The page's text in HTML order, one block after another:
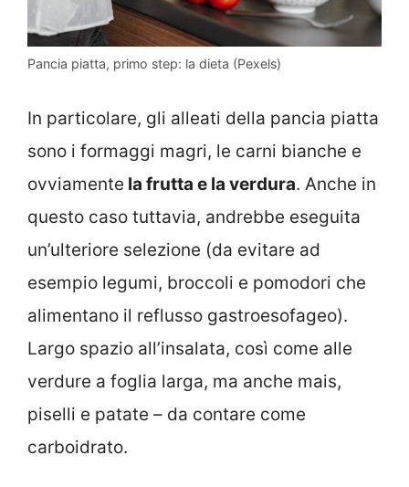
Pancia piatta, primo step: la dieta (Pexels)
In particolare, gli alleati della pancia piatta
sono i formaggi magri, le carni bianche e
ovviamente la frutta e la verdura. Anche in
questo caso tuttavia, andrebbe eseguita
un’ulteriore selezione (da evitare ad
esempio legumi, broccoli e pomodori che
alimentano il reflusso gastroesofageo).
Largo spazio all’insalata, così come alle
verdure a foglia larga, ma anche mais,
piselli e patate – da contare come
carboidrato.